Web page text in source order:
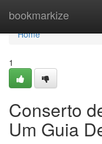
bookmarkize
Home
Home
1
Conserto
Um Guia